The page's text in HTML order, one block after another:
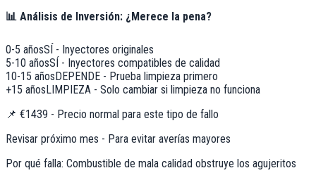
📊 Análisis de Inversión: ¿Merece la pena?
0-5 añosSÍ - Inyectores originales
5-10 añosSÍ - Inyectores compatibles de calidad
10-15 añosDEPENDE - Prueba limpieza primero
+15 añosLIMPIEZA - Solo cambiar si limpieza no funciona
📌 €1439 - Precio normal para este tipo de fallo
Revisar próximo mes - Para evitar averías mayores
Por qué falla: Combustible de mala calidad obstruye los agujeritos